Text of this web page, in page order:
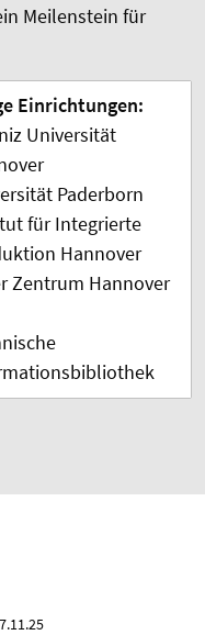
Meilenstein für
Einrichtungen:
Universität
Paderborn
für Integrierte
Hannover
Zentrum Hannover